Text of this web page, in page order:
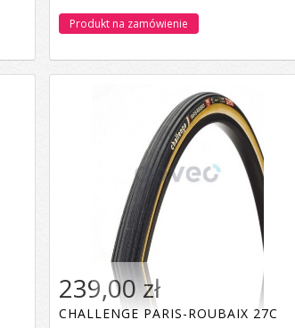
Produkt na zamówienie
239,00 zł
CHALLENGE PARIS-ROUBAIX 27C